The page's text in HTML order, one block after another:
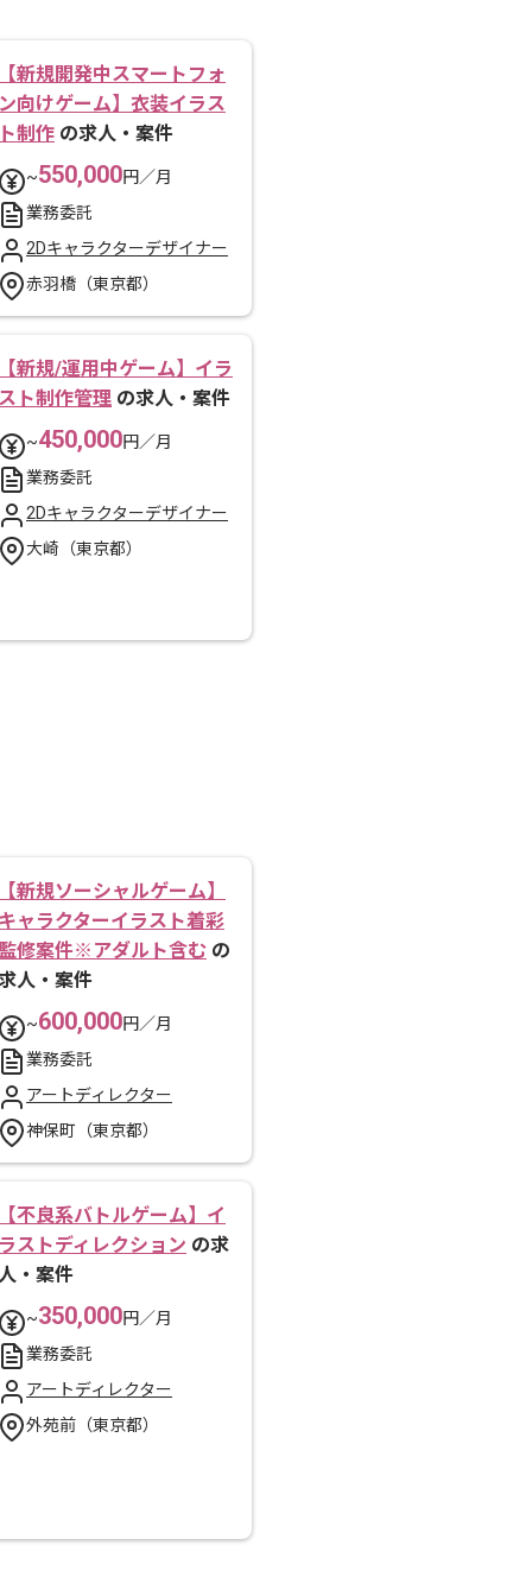
【新規開発中スマートフォ
ン向けゲーム】衣装イラス
ト制作 の求人・案件
~550,000円／月
業務委託
2Dキャラクターデザイナー
赤羽橋（東京都）
【新規/運用中ゲーム】イラ
スト制作管理 の求人・案件
~450,000円／月
業務委託
2Dキャラクターデザイナー
大崎（東京都）
【新規ソーシャルゲーム】
キャラクターイラスト着彩
修案件※アダルト含む の
人・案件
~600,000円／月
業務委託
アートディレクター
神保町（東京都）
【不良系バトルゲーム】イ
ラストディレクション の求
・案件
~350,000円／月
業務委託
アートディレクター
外苑前（東京都）